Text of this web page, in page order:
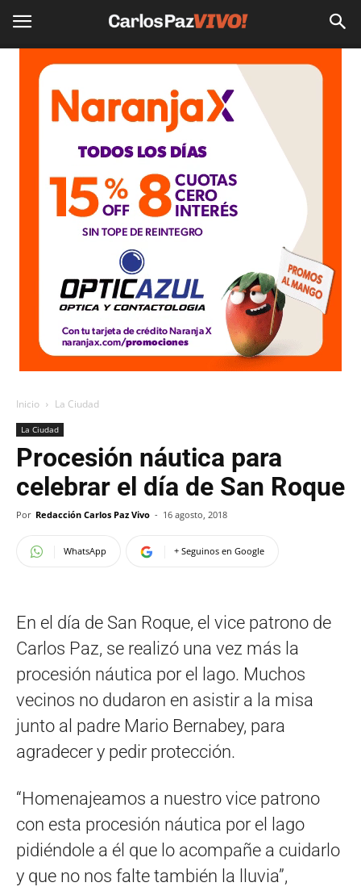
Inicio La Ciudad
La Ciudad
Procesión náutica para
celebrar el día de San Roque
Por Redacción Carlos Paz Vivo - 16 agosto, 2018
WhatsApp + Seguinos en Google
En el día de San Roque, el vice patrono de
Carlos Paz, se realizó una vez más la
procesión náutica por el lago. Muchos
vecinos no dudaron en asistir a la misa
junto al padre Mario Bernabey, para
agradecer y pedir protección.
“Homenajeamos a nuestro vice patrono
con esta procesión náutica por el lago
pidiéndole a él que lo acompañe a cuidarlo
y que no nos falte también la lluvia”,